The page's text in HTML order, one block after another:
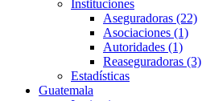
Instituciones
Aseguradoras (22)
Asociaciones (1)
Autoridades (1)
Reaseguradoras (3)
Estadísticas
Guatemala